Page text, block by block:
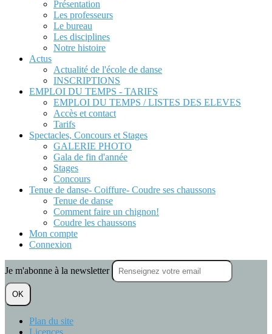
Présentation
Les professeurs
Le bureau
Les disciplines
Notre histoire
Actus
Actualité de l'école de danse
INSCRIPTIONS
EMPLOI DU TEMPS - TARIFS
EMPLOI DU TEMPS / LISTES DES ELEVES
Accès et contact
Tarifs
Spectacles, Concours et Stages
GALERIE PHOTO
Gala de fin d'année
Stages
Concours
Tenue de danse- Coiffure- Coudre ses chaussons
Tenue de danse
Comment faire un chignon!
Coudre les chaussons
Mon compte
Connexion
Je m'abonne à la newsletter
OK
Plan du site
Licences